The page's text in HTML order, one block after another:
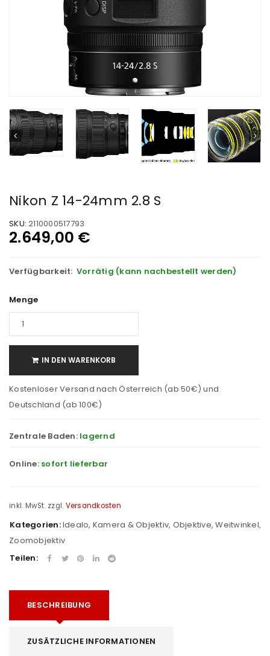
Nikon Z 14-24mm 2.8 S
SKU: 2110000517793
2.649,00 €
Verfügbarkeit: Vorrätig (kann nachbestellt werden)
Menge
IN DEN WARENKORB
Kostenloser Versand nach Österreich (ab 50€) und
Deutschland (ab 100€)
Zentrale Baden: lagernd
Online: sofort lieferbar
inkl. MwSt. zzgl. Versandkosten
Kategorien:Idealo, Kamera & Objektiv, Objektive,Weitwinkel,
Zoomobjektiv
Teilen:
BESCHREIBUNG
ZUSÄTZLICHE INFORMATIONEN